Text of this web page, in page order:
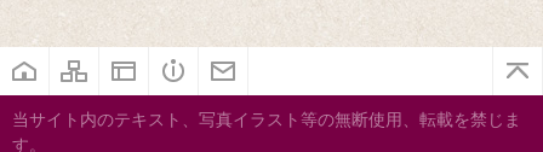
当サイト内のテキスト、写真イラスト等の無断使用、転載を禁じま
す。